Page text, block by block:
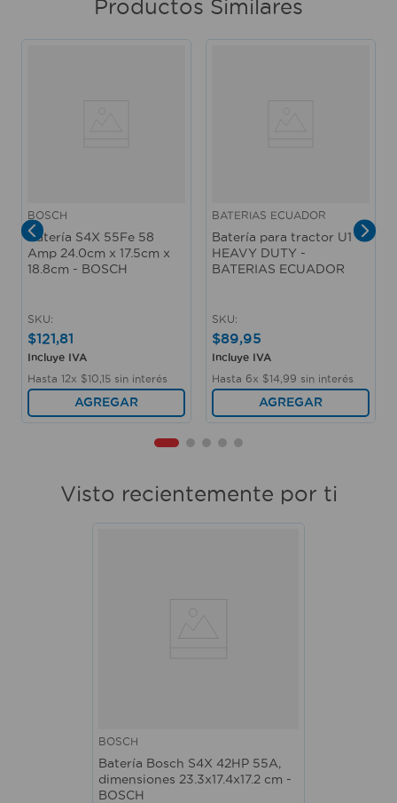
Productos Similares
BOSCH
Batería S4X 55Fe 58
Amp 24.0cm x 17.5cm x
18.8cm - BOSCH
SKU:
$121,81
Incluye IVA
Hasta 12x $10 15 sin interés
AGREGAR
BATERIAS ECUADOR
Batería para tractor U1
HEAVY DUTY -
BATERIAS ECUADOR
SKU:
$89,95
Incluye IVA
Hasta 6x $14 99 sin interés
AGREGAR
Visto recientemente por ti
BOSCH
Batería Bosch S4X 42HP 55A,
dimensiones 23.3x17.4x17.2 cm -
BOSCH